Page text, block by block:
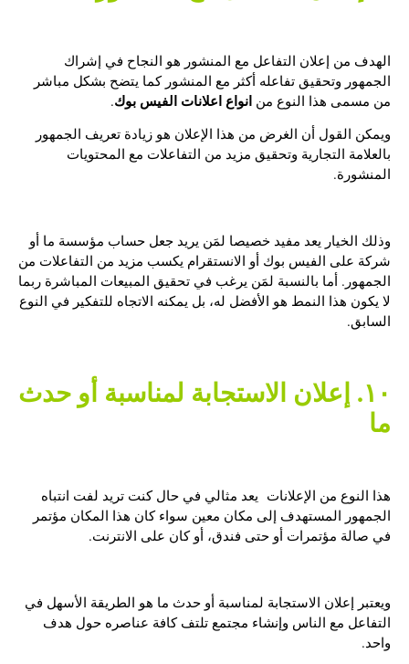
الهدف من إعلان التفاعل مع المنشور هو النجاح في إشراك
الجمهور وتحقيق تفاعله أكثر مع المنشور كما يتضح بشكل مباشر
من مسمى هذا النوع منانواع اعلانات الفيس بوك.
ويمكن القول أن الغرض من هذا الإعلان هو زيادة تعريف الجمهور
بالعلامة التجارية وتحقيق مزيد من التفاعلات مع المحتويات
المنشورة.
وذلك الخيار يعد مفيد خصيصا لمَن يريد جعل حساب مؤسسة ما أو
شركة على الفيس بوك أو الانستقرام يكسب مزيد من التفاعلات من
الجمهور. أما بالنسبة لمَن يرغب في تحقيق المبيعات المباشرة ربما
لا يكون هذا النمط هو الأفضل له، بل يمكنه الاتجاه للتفكير في النوع
السابق.
١٠. إعلان الاستجابة لمناسبة أو حدث
ما
هذا النوع من الإعلانات يعد مثالي في حال كنت تريد لفت انتباه
الجمهور المستهدف إلى مكان معين سواء كان هذا المكان مؤتمر
في صالة مؤتمرات أو حتى فندق، أو كان على الانترنت.
ويعتبر إعلان الاستجابة لمناسبة أو حدث ما هو الطريقة الأسهل في
التفاعل مع الناس وإنشاء مجتمع تلتف كافة عناصره حول هدف
واحد.